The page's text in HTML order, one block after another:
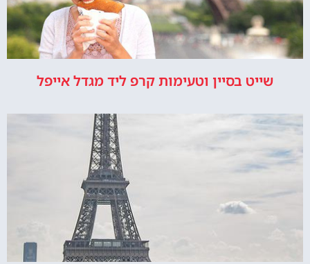
שייט בסיין וטעימות קרפ ליד מגדל אייפל